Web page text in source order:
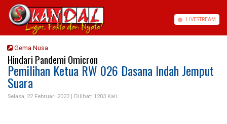
LIVESTREAM
Gema Nusa
Hindari Pandemi Omicron
Pemilihan Ketua RW 026 Dasana Indah Jemput
Suara
Selasa, 22 Februari 2022 | Dilihat: 1203 Kali